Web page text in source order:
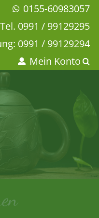
0155-60983057
Tel. 0991 / 99129295
0991 / 99129294
Mein Konto